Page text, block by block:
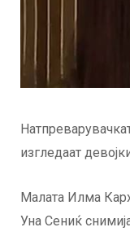
изгледаат
Малата Илма
Уна Сениќ